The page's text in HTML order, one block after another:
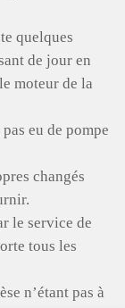
quelques
de jour en
moteur de la
eu de pompe
changés
le service de
tous les
n’étant pas à